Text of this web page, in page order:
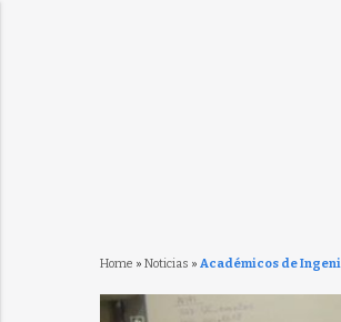
Home » Noticias » Académicos de